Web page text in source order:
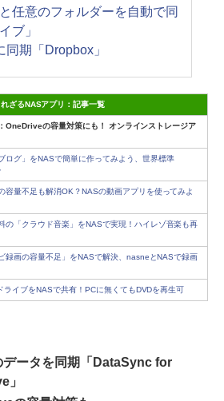
任意のフォルダーを自動で同
ブ」
期「Dropbox」
ざるNASアプリ：記事一覧
OneDriveの容量対策にも！ オンラインストレージア
ログ」をNASで簡単に作ってみよう、世界標準
容量不足も解消OK？NASの動画アプリを使ってみよ
の「クラウド音楽」をNASで実現！ハイレゾ音楽も再
ビ録画の容量不足」をNASで解決、nasneとNASで録画
ライブをNASで共有！PCに無くてもDVDを再生可
ータを同期「DataSync for
」